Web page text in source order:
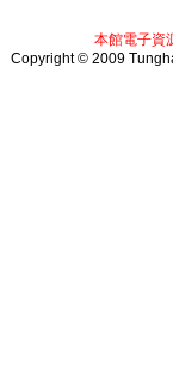
本館電子資
Copyright © 2009